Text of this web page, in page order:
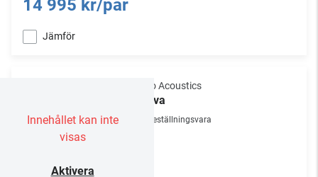
14 995 kr/par
Jämför
Innehållet kan inte
visas
Aktivera
Gallo Acoustics
A’Diva
Beställningsvara